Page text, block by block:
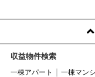
収益物件検索
一棟アパート 一棟マン